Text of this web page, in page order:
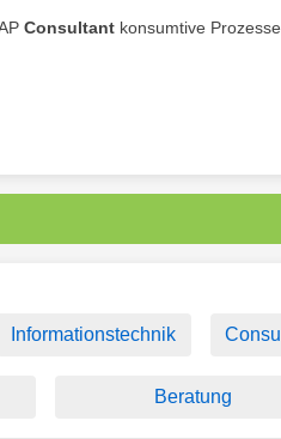
Consultant konsumtive
Informationstechnik
Beratung